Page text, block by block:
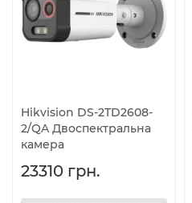
Hikvision DS-2TD2608-
2/QA Двоспектральна
камера
23310 грн.